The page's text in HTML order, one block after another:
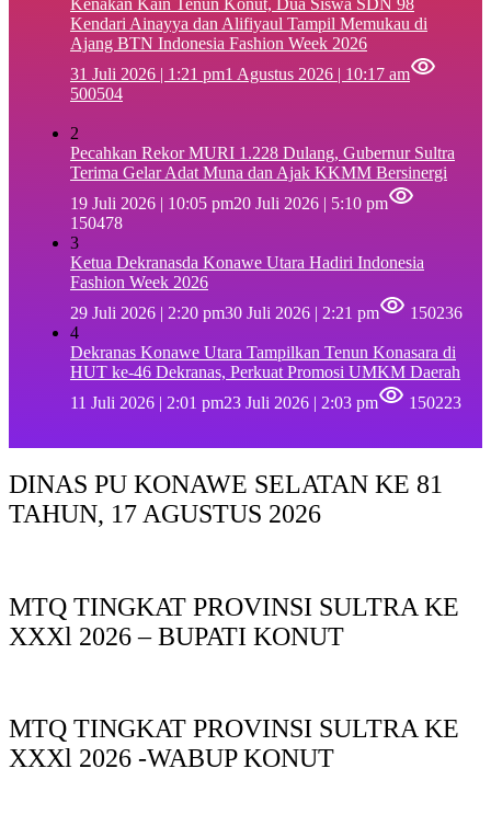
Kendari Ainayya dan Alifiyaul Tampil Memukau di
Ajang BTN Indonesia Fashion Week 2026
31 Juli 2026 | 1:21 pm1 Agustus 2026 | 10:17 am
500504
2
Pecahkan Rekor MURI 1.228 Dulang, Gubernur Sultra
Terima Gelar Adat Muna dan Ajak KKMM Bersinergi
19 Juli 2026 | 10:05 pm20 Juli 2026 | 5:10 pm
150478
3
Ketua Dekranasda Konawe Utara Hadiri Indonesia
Fashion Week 2026
29 Juli 2026 | 2:20 pm30 Juli 2026 | 2:21 pm
150236
4
Dekranas Konawe Utara Tampilkan Tenun Konasara di
HUT ke-46 Dekranas, Perkuat Promosi UMKM Daerah
11 Juli 2026 | 2:01 pm23 Juli 2026 | 2:03 pm 150223
DINAS PU KONAWE SELATAN KE 81
TAHUN, 17 AGUSTUS 2026
MTQ TINGKAT PROVINSI SULTRA KE
XXXl 2026 – BUPATI KONUT
MTQ TINGKAT PROVINSI SULTRA KE
XXXl 2026 -WABUP KONUT